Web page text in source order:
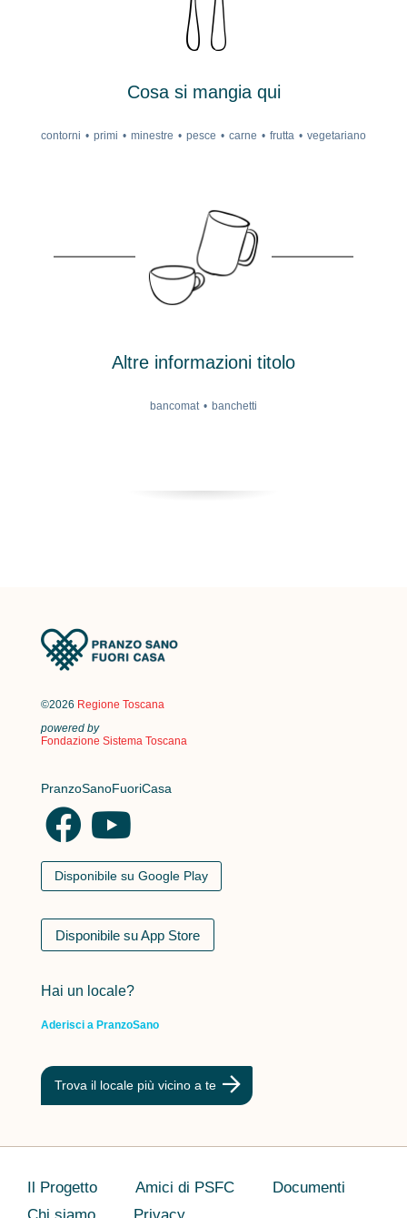
Cosa si mangia qui
contorni primi minestre pesce carne frutta vegetariano
Altre informazioni titolo
bancomat banchetti
©2026 Regione Toscana
powered by
Fondazione Sistema Toscana
PranzoSanoFuoriCasa
Disponibile su Google Play
Disponibile su App Store
Hai un locale?
Aderisci a PranzoSano
Trova il locale più vicino a te
Il Progetto Amici di PSFC
Documenti